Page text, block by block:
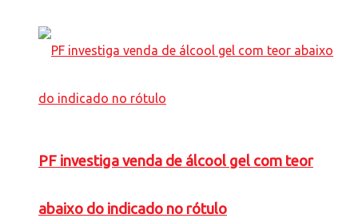
PF investiga venda de álcool gel com teor
abaixo do indicado no rótulo